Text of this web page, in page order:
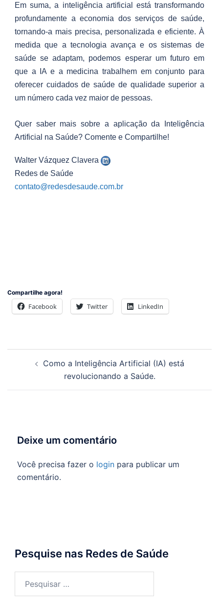
Em suma, a inteligência artificial está transformando
profundamente a economia dos serviços de saúde,
tornando-a mais precisa, personalizada e eficiente. À
medida que a tecnologia avança e os sistemas de
saúde se adaptam, podemos esperar um futuro em
que a IA e a medicina trabalhem em conjunto para
oferecer cuidados de saúde de qualidade superior a
um número cada vez maior de pessoas.
Quer saber mais sobre a aplicação da Inteligência
Artificial na Saúde? Comente e Compartilhe!
Walter Vázquez Clavera
Redes de Saúde
contato@redesdesaude.com.br
Compartilhe agora!
Facebook Twitter LinkedIn
Como a Inteligência Artificial (IA) está
revolucionando a Saúde.
Deixe um comentário
Você precisa fazer o login para publicar um
comentário.
Pesquise nas Redes de Saúde
por: